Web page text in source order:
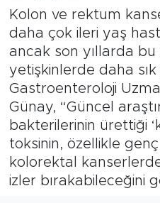
Kolon ve rektum
daha çok ileri yaş
ancak son yıllarda
yetişkinlerde daha
Gastroenteroloji
Günay, “Güncel
bakterilerinin ürettiği
toksinin, özellikle
kolorektal
izler bırakabileceğini
Magazin
Özel Haber
Politika
Resmi İlanlar
Sağlık